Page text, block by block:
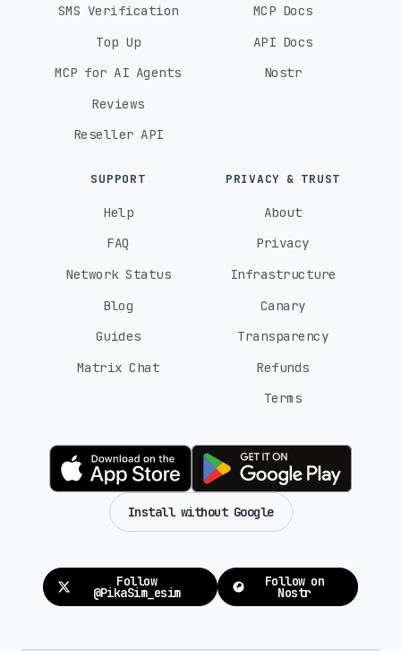
SMS Verification
Top Up
MCP for AI Agents
Reviews
Reseller API
MCP Docs
API Docs
Nostr
SUPPORT
Help
FAQ
Network Status
Blog
Guides
Matrix Chat
PRIVACY & TRUST
About
Privacy
Infrastructure
Canary
Transparency
Refunds
Terms
Install without Google
Follow
@PikaSim_esim
Follow on
Nostr